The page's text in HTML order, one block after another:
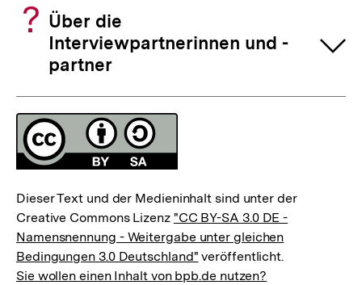
Über die
Interviewpartnerinnen und -
partner
Fussnoten
Lizenz
Dieser Text und der Medieninhalt sind unter der
Creative Commons Lizenz "CC BY-SA 3.0 DE -
Namensnennung - Weitergabe unter gleichen
Bedingungen 3.0 Deutschland" veröffentlicht.
Sie wollen einen Inhalt von bpb.de nutzen?